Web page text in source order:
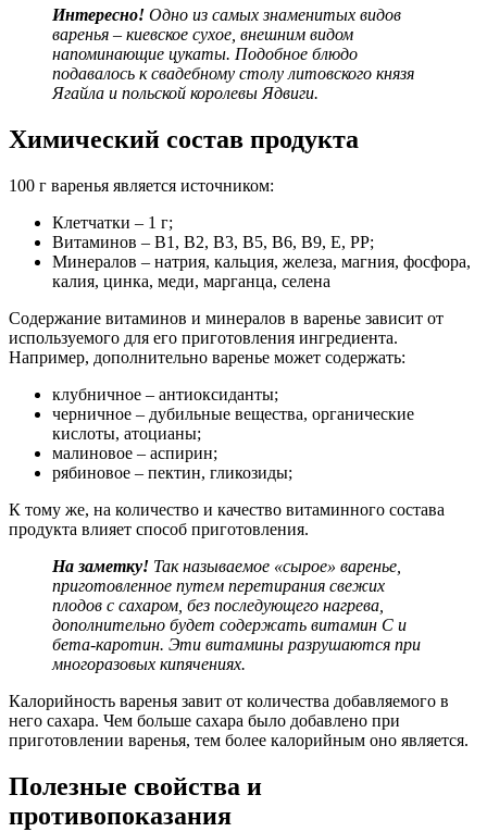
Интересно! Одно из самых знаменитых видов
варенья – киевское сухое, внешним видом
напоминающие цукаты. Подобное блюдо
подавалось к свадебному столу литовского князя
Ягайла и польской королевы Ядвиги.
Химический состав продукта
100 г варенья является источником:
Клетчатки – 1 г;
Витаминов – B1, B2, B3, B5, B6, B9, E, PP;
Минералов – натрия, кальция, железа, магния, фосфора,
калия, цинка, меди, марганца, селена
Содержание витаминов и минералов в варенье зависит от
используемого для его приготовления ингредиента.
Например, дополнительно варенье может содержать:
клубничное – антиоксиданты;
черничное – дубильные вещества, органические
кислоты, атоцианы;
малиновое – аспирин;
рябиновое – пектин, гликозиды;
К тому же, на количество и качество витаминного состава
продукта влияет способ приготовления.
На заметку! Так называемое «сырое» варенье,
приготовленное путем перетирания свежих
плодов с сахаром, без последующего нагрева,
дополнительно будет содержать витамин C и
бета-каротин. Эти витамины разрушаются при
многоразовых кипячениях.
Калорийность варенья завит от количества добавляемого в
него сахара. Чем больше сахара было добавлено при
приготовлении варенья, тем более калорийным оно является.
Полезные свойства и
противопоказания